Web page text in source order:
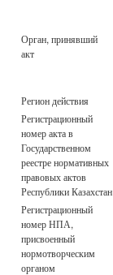
Орган, принявший
акт
Регион действия
Регистрационный
номер акта в
Государственном
реестре нормативных
правовых актов
Республики Казахстан
Регистрационный
номер НПА,
присвоенный
нормотворческим
органом